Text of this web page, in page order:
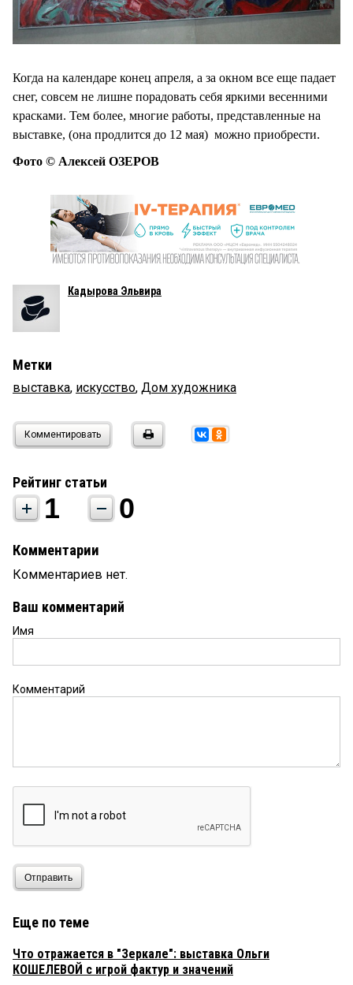
Когда на календаре конец апреля, а за окном все еще падает
снег, совсем не лишне порадовать себя яркими весенними
красками. Тем более, многие работы, представленные на
выставке, (она продлится до 12 мая) можно приобрести.
Фото © Алексей ОЗЕРОВ
Кадырова Эльвира
Метки
выставка, искусство, Дом художника
Комментировать
Рейтинг статьи
1 0
Комментарии
Комментариев нет.
Ваш комментарий
Имя
Комментарий
Отправить
Еще по теме
Что отражается в "Зеркале": выставка Ольги
КОШЕЛЕВОЙ с игрой фактур и значений